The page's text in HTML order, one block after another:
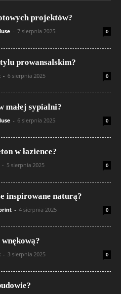
projektów?
- 7 sierpnia 2025 0
prowansalskim?
- 6 sierpnia 2025 0
małej sypialni?
- 6 sierpnia 2025 0
w łazience?
- 5 sierpnia 2025 0
inspirowane naturą?
- 4 sierpnia 2025 0
- 3 sierpnia 2025 0